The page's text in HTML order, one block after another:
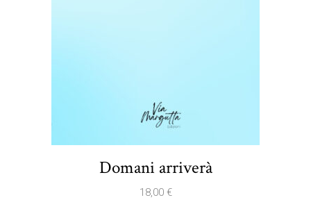
Domani arriverà
18,00 €